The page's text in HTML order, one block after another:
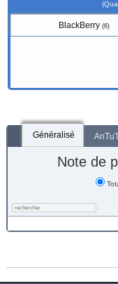
BlackBerry (6)
Généralisé
Note de